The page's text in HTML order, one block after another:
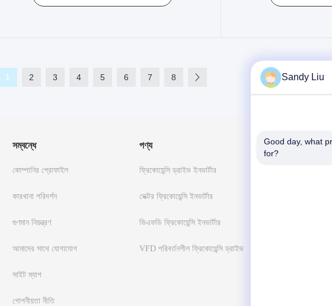
1 2 3 4 5 6 7 8
সম্বন্ধে
কোম্পানির প্রোফাইল
কারখানা পরিদর্শন
গুণমান নিয়ন্ত্রণ
আমাদের সাথে যোগাযোগ
সাইট ম্যাপ
গোপনীয়তা নীতি
পণ্য
ফ্রিকোয়েন্সি ড্রাইভ ইনভার্টার
ভেক্টর ফ্রিকোয়েন্সি ইনভার্টার
ভিএফডি ফ্রিকোয়েন্সি ইনভার্টার
VFD পরিবর্তনশীল ফ্রিকোয়েন্সি ড্রাইভ
Sandy Liu
Good day, what
for?